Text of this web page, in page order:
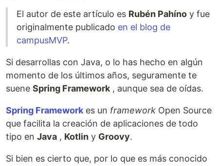
El autor de este artículo es Rubén Pahíno y fue
originalmente publicado en el blog de
campusMVP.
Si desarrollas con Java, o lo has hecho en algún
momento de los últimos años, seguramente te
suene Spring Framework, aunque sea de oídas.
Spring Framework es un framework Open Source
que facilita la creación de aplicaciones de todo
tipo en Java , Kotlin y Groovy.
Si bien es cierto que, por lo que es más conocido